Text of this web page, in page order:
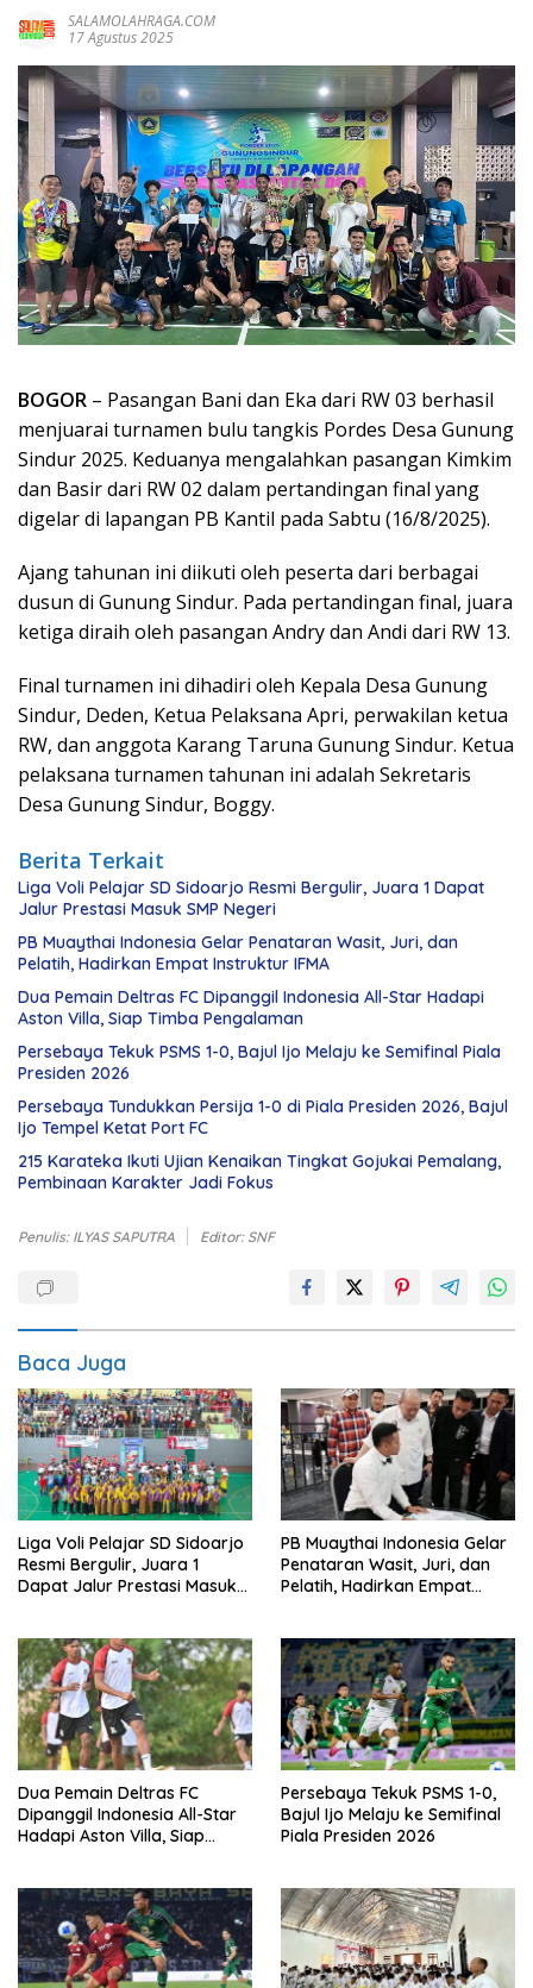
SALAMOLAHRAGA.COM
17 Agustus 2025
BOGOR – Pasangan Bani dan Eka dari RW 03 berhasil
menjuarai turnamen bulu tangkis Pordes Desa Gunung
Sindur 2025. Keduanya mengalahkan pasangan Kimkim
dan Basir dari RW 02 dalam pertandingan final yang
digelar di lapangan PB Kantil pada Sabtu (16/8/2025).
Ajang tahunan ini diikuti oleh peserta dari berbagai
dusun di Gunung Sindur. Pada pertandingan final, juara
ketiga diraih oleh pasangan Andry dan Andi dari RW 13.
Final turnamen ini dihadiri oleh Kepala Desa Gunung
Sindur, Deden, Ketua Pelaksana Apri, perwakilan ketua
RW, dan anggota Karang Taruna Gunung Sindur. Ketua
pelaksana turnamen tahunan ini adalah Sekretaris
Desa Gunung Sindur, Boggy.
Berita Terkait
Liga Voli Pelajar SD Sidoarjo Resmi Bergulir, Juara 1 Dapat
Jalur Prestasi Masuk SMP Negeri
PB Muaythai Indonesia Gelar Penataran Wasit, Juri, dan
Pelatih, Hadirkan Empat Instruktur IFMA
Dua Pemain Deltras FC Dipanggil Indonesia All-Star Hadapi
Aston Villa, Siap Timba Pengalaman
Persebaya Tekuk PSMS 1-0, Bajul Ijo Melaju ke Semifinal Piala
Presiden 2026
Persebaya Tundukkan Persija 1-0 di Piala Presiden 2026, Bajul
Ijo Tempel Ketat Port FC
215 Karateka Ikuti Ujian Kenaikan Tingkat Gojukai Pemalang,
Pembinaan Karakter Jadi Fokus
Penulis: ILYAS SAPUTRA Editor: SNF
Baca Juga
Liga Voli Pelajar SD Sidoarjo
Resmi Bergulir, Juara 1
Dapat Jalur Prestasi Masuk
PB Muaythai Indonesia Gelar
Penataran Wasit, Juri, dan
Pelatih, Hadirkan Empat
Dua Pemain Deltras FC
Dipanggil Indonesia All-Star
Hadapi Aston Villa, Siap
Persebaya Tekuk PSMS 1-0,
Bajul Ijo Melaju ke Semifinal
Piala Presiden 2026